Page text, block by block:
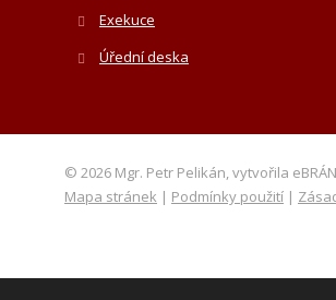
Exekuce
Úřední deska
© 2026 Mgr. Petr Pelikán, vytvořila
Mapa stránek | Podmínky použití |